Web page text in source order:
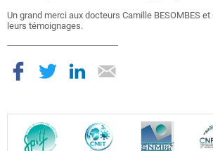
Un grand merci aux docteurs Camille BESOMBES
leurs témoignages.